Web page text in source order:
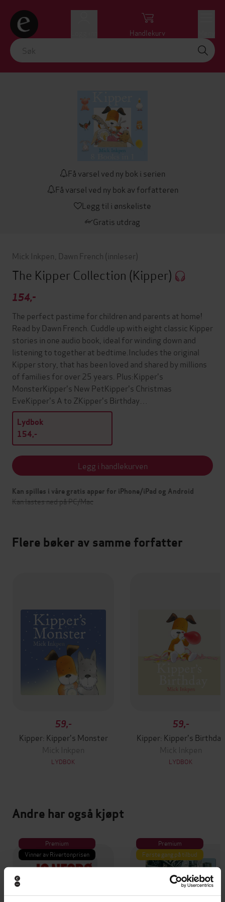
Handlekurv
Få varsel ved ny bok i serien
Få varsel ved ny bok av forfatteren
Legg til i ønskeliste
Gratis utdrag
Mick Inkpen Dawn French (innleser)
The Kipper Collection (Kipper)
154,-
The perfect pastime for children and parents at home!
Read by Dawn French. Cuddle up with eight classic Kipper
stories in one audio book, ideal for winding down and
listening to together at bedtime.Includes the original
Kipper story, that has been loved and shared by millions
of families for over 25 years. Plus:Kipper's
MonsterKipper's New PetKipper's Christmas
EveKipper's A to ZKipper's Birthday…
Lydbok
154,-
Legg i handlekurven
Kan spilles i våre gratis apper for iPhone/iPad og Android
Kan lastes ned på PC/Mac
Flere bøker av samme forfatter
59,-
Kipper: Kipper's Monster
Mick Inkpen
LYDBOK
59,-
Kipper: Kipper's Birthday
Mick Inkpen
LYDBOK
Andre har også kjøpt
Premium
Vinner av Rivertonprisen
Premium
Første gang på tilbud